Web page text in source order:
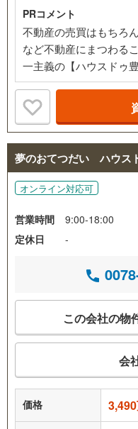
PRコメント
不動産の売買はもちろ
など不動産にまつわる
一主義の【ハウスドゥ
夢のおてつだい ハウス
オンライン対応可
営業時間
9:00-18:00
定休日
-
この会社の物
会
価格